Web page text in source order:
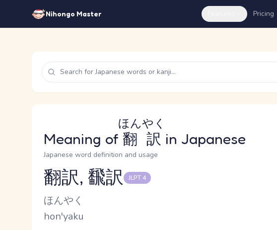
Nihongo Master Pricing
Meaning of 翻訳
ほんやく
in Japanese
Japanese word definition and usage
Reading and JLPT level
翻訳, 飜訳 JLPT 4
Kana Reading
ほんやく
Romaji
hon'yaku